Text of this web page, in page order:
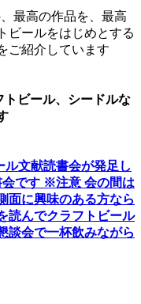
最高の作品を、最高
ビールをはじめとする
ご紹介しています
ビール、シードルな
文献読書会が発足し
会です ※注意 会の間は
面に興味のある方なら
読んでクラフトビール
談会で一杯飲みながら